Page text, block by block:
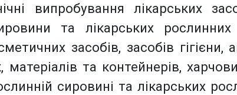
випробування лікарських
та лікарських
засобів, засобів гігієни,
та контейнерів,
сировині та лікарських